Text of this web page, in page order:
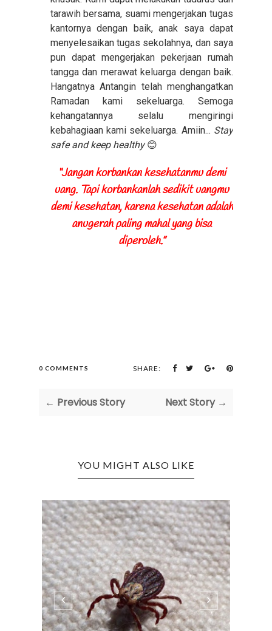
tarawih bersama, suami mengerjakan tugas
kantornya dengan baik, anak saya dapat
menyelesaikan tugas sekolahnya, dan saya
pun dapat mengerjakan pekerjaan rumah
tangga dan merawat keluarga dengan baik.
Hangatnya Antangin telah menghangatkan
Ramadan kami sekeluarga. Semoga
kehangatannya selalu mengiringi
kebahagiaan kami sekeluarga. Amiin... Stay
safe and keep healthy 😊
“Jangan korbankan kesehatanmu demi
uang. Tapi korbankanlah sedikit uangmu
demi kesehatan, karena kesehatan adalah
anugerah paling mahal yang bisa
diperoleh.”
0 COMMENTS SHARE:
← Previous Story Next Story →
YOU MIGHT ALSO LIKE